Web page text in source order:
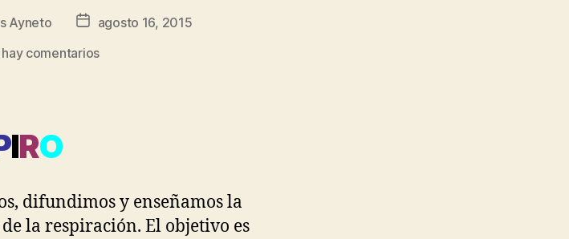
Ayneto
agosto 16, 2015
hay comentarios
IRO
difundimos y enseñamos la
la respiración. El objetivo es